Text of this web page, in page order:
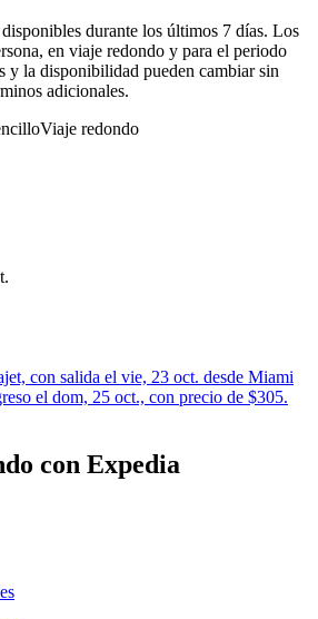
durante los últimos 7 días. Los
en viaje redondo y para el periodo
y la disponibilidad pueden cambiar sin
adicionales.
Viaje redondo
con salida el vie, 23 oct. desde Miami
el dom, 25 oct., con precio de $305.
con Expedia